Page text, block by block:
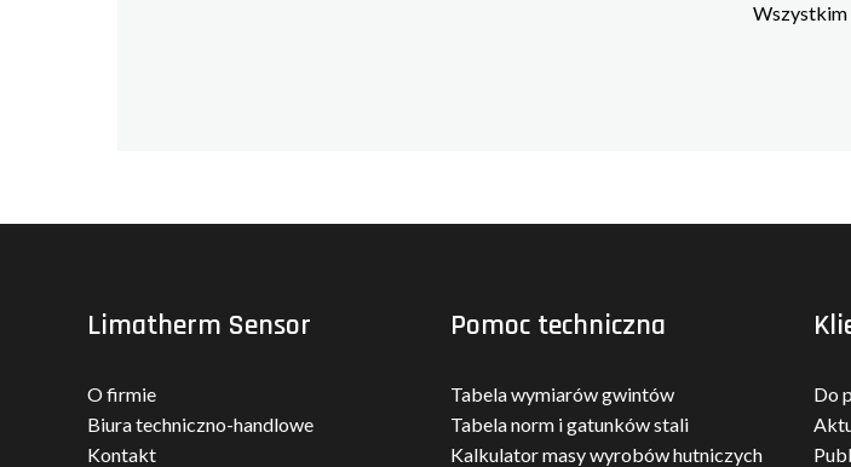
Wszystkim
Limatherm Sensor
O firmie
Biura techniczno-handlowe
Kontakt
Pomoc techniczna
Tabela wymiarów gwintów
Tabela norm i gatunków stali
Kalkulator masy wyrobów hutniczych
Do